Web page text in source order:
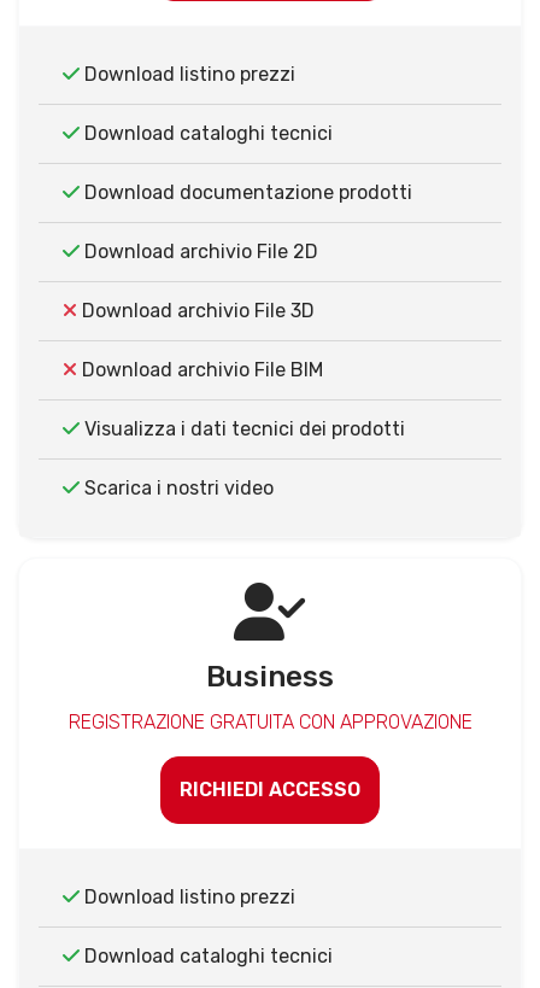
Download listino prezzi
Download cataloghi tecnici
Download documentazione prodotti
Download archivio File 2D
Download archivio File 3D
Download archivio File BIM
Visualizza i dati tecnici dei prodotti
Scarica i nostri video
Business
REGISTRAZIONE GRATUITA CON APPROVAZIONE
RICHIEDI ACCESSO
Download listino prezzi
Download cataloghi tecnici